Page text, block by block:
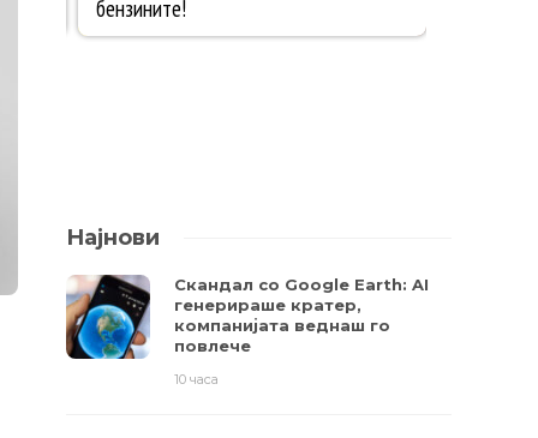
Најнови
Скандал со Google Earth: AI
генерираше кратер,
компанијата веднаш го
повлече
10 часа